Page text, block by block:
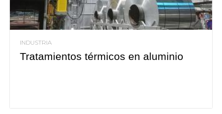
INDUSTRIA
Tratamientos térmicos en aluminio